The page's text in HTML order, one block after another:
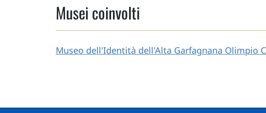
Musei coinvolti
Museo dell'Identità dell'Alta Garfagnana Olimpio